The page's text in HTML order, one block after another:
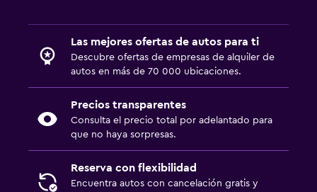
Las mejores ofertas de autos para ti
Descubre ofertas de empresas de alquiler de
autos en más de 70 000 ubicaciones.
Precios transparentes
Consulta el precio total por adelantado para
que no haya sorpresas.
Reserva con flexibilidad
Encuentra autos con cancelación gratis y